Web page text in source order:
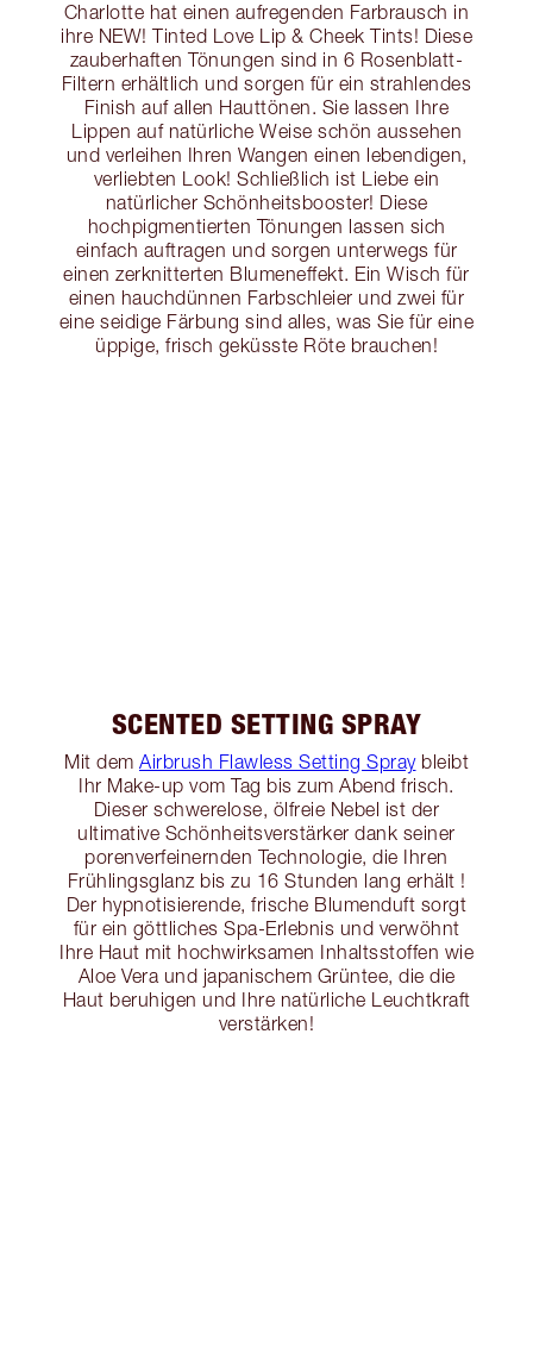
Charlotte hat einen aufregenden Farbrausch in
ihre NEW! Tinted Love Lip & Cheek Tints! Diese
zauberhaften Tönungen sind in 6 Rosenblatt-
Filtern erhältlich und sorgen für ein strahlendes
Finish auf allen Hauttönen. Sie lassen Ihre
Lippen auf natürliche Weise schön aussehen
und verleihen Ihren Wangen einen lebendigen,
verliebten Look! Schließlich ist Liebe ein
natürlicher Schönheitsbooster! Diese
hochpigmentierten Tönungen lassen sich
einfach auftragen und sorgen unterwegs für
einen zerknitterten Blumeneffekt. Ein Wisch für
einen hauchdünnen Farbschleier und zwei für
eine seidige Färbung sind alles, was Sie für eine
üppige, frisch geküsste Röte brauchen!
SCENTED SETTING SPRAY
Mit dem Airbrush Flawless Setting Spraybleibt
Ihr Make-up vom Tag bis zum Abend frisch.
Dieser schwerelose, ölfreie Nebel ist der
ultimative Schönheitsverstärker dank seiner
porenverfeinernden Technologie, die Ihren
Frühlingsglanz bis zu 16 Stunden lang erhält !
Der hypnotisierende, frische Blumenduft sorgt
für ein göttliches Spa-Erlebnis und verwöhnt
Ihre Haut mit hochwirksamen Inhaltsstoffen wie
Aloe Vera und japanischem Grüntee, die die
Haut beruhigen und Ihre natürliche Leuchtkraft
verstärken!